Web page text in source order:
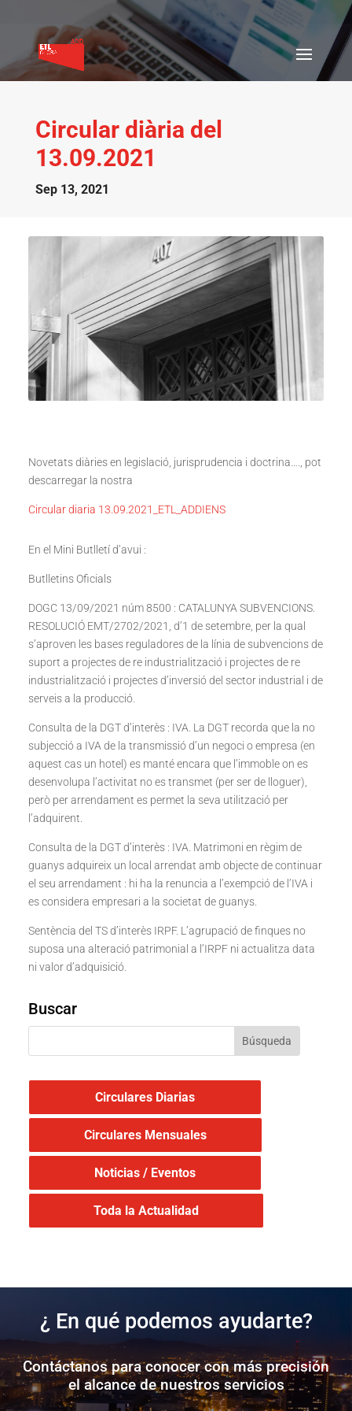
Circular diària del
13.09.2021
Sep 13, 2021
Novetats diàries en legislació, jurisprudencia i doctrina…., pot
descarregar la nostra
Circular diaria 13.09.2021_ETL_ADDIENS
En el Mini Butlletí d’avui :
Butlletins Oficials
DOGC 13/09/2021 núm 8500 : CATALUNYA SUBVENCIONS.
RESOLUCIÓ EMT/2702/2021, d’1 de setembre, per la qual
s’aproven les bases reguladores de la línia de subvencions de
suport a projectes de re industrialització i projectes de re
industrialització i projectes d’inversió del sector industrial i de
serveis a la producció.
Consulta de la DGT d’interès : IVA. La DGT recorda que la no
subjecció a IVA de la transmissió d’un negoci o empresa (en
aquest cas un hotel) es manté encara que l’immoble on es
desenvolupa l’activitat no es transmet (per ser de lloguer),
però per arrendament es permet la seva utilització per
l’adquirent.
Consulta de la DGT d’interès : IVA. Matrimoni en règim de
guanys adquireix un local arrendat amb objecte de continuar
el seu arrendament : hi ha la renuncia a l’exempció de l’IVA i
es considera empresari a la societat de guanys.
Sentència del TS d’interès IRPF. L’agrupació de finques no
suposa una alteració patrimonial a l’IRPF ni actualitza data
ni valor d’adquisició.
Buscar
Circulares Diarias
Circulares Mensuales
Noticias / Eventos
Toda la Actualidad
¿ En qué podemos ayudarte?
Contáctanos para conocer con más precisión
el alcance de nuestros servicios